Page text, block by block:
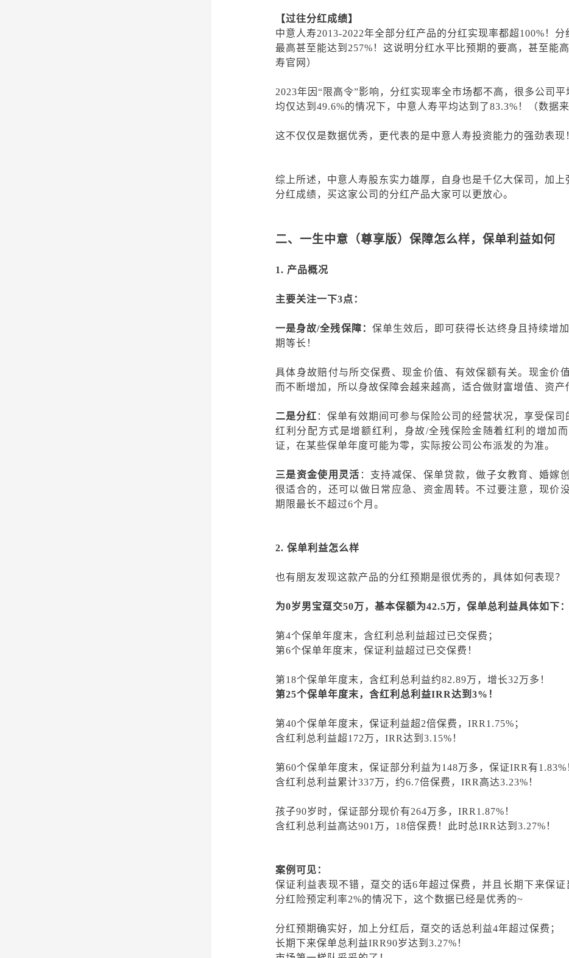
【过往分红成绩】
中意人寿2013-2022年全部分红产品的分红实现率都超100%！分
最高甚至能达到257%！这说明分红水平比预期的要高，甚至能
寿官网）
2023年因 “限高令”影响，分红实现率全市场都不高 ， 很多公司平
均仅达到 49.6%的情况下， 中意人寿平均达到 了83.3%！ （数据
这不仅仅是数据优秀，更代表的是中意人寿投资能力的强劲表现
综上所述，中意人寿股东实力雄厚，自身也是千亿大保司，加
分红成绩，买这家公司的分红产品大家可以更放心。
二、 一生中意（尊享版）保障怎么样，保单利益如何
1. 产品概况
主要关注一下3点：
一是身故/全残保障： 保单生效后，即可获得长达终身且持续增
期等长！
具体身故赔付与所交保费、现金价值、有效保额有关。现金价
而不断增加，所以身故保障会越来越高，适合做财富增值、资产
二是分红 ： 保单有效期间可参与保险公司的经营状况，享受保司
红利分配方式是增额红利，身故/全残保险金随着红利的增加
证，在某些保单年度可能为零，实际按公司公布派发的为准。
三是资金使用灵活 ：支持减保、保单贷款，做子女教育、婚嫁
很适合的，还可以做日常应急、资金周转。不过要注意，现价
期限最长不超过6个月。
2. 保单利益怎么样
也有朋友发现这款产品的分红预期是很优秀的，具体如何表现？
为0岁男宝趸交50万，基本保额为42.5万，保单总利益具体如下：
第4个保单年度末，含红利总利益超过已交保费；
第6个保单年度末，保证利益超过已交保费！
第18个保单年度末，含红利总利益约82.89万，增长32万多！
第25个保单年度末，含红利总利益IRR达到3%！
第40个保单年度末，保证利益超2倍保费，IRR1.75%；
含红利总利益超172万，IRR达到3.15%！
第60个保单年度末，保证部分利益为148万多，保证IRR有1.83%
含红利总利益累计337万，约6.7倍保费，IRR高达3.23%！
孩子90岁时，保证部分现价有264万多，IRR1.87%！
含红利总利益高达901万，18倍保费！此时总IRR达到3.27%！
案例可见：
保证利益表现不错，趸交的话6年超过保费，并且长期下来保
分红险预定利率2%的情况下，这个数据已经是优秀的~
分红预期确实好，加上分红后，趸交的话总利益4年超过保费；
长期下来保单总利益IRR90岁达到3.27%！